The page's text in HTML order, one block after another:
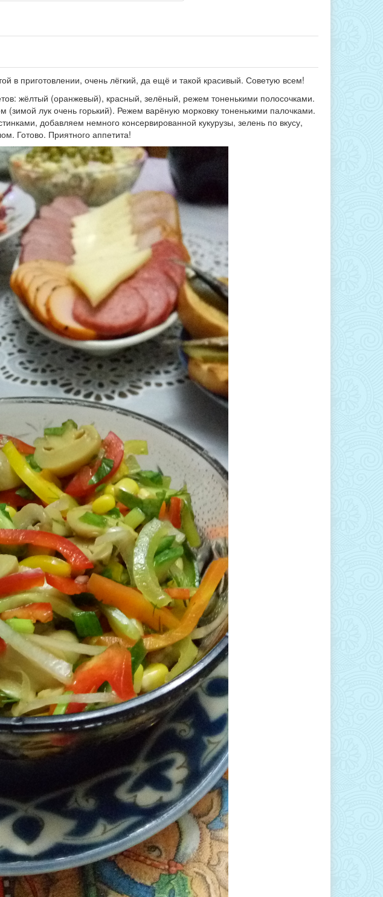
в приготовлении, очень лёгкий, да ещё и такой красивый. Советую всем!
жёлтый (оранжевый), красный, зелёный, режем тоненькими полосочками.
лук очень горький). Режем варёную морковку тоненькими палочками.
добавляем немного консервированной кукурузы, зелень по вкусу,
Готово. Приятного аппетита!